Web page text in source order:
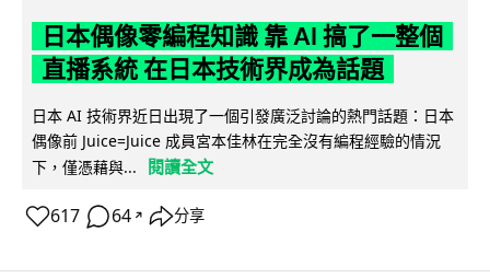
日本偶像零編程知識 靠 AI 搞了一整個
直播系統 在日本技術界成為話題
日本 AI 技術界近日出現了一個引發廣泛討論的熱門話題：日本
偶像前 Juice=Juice 成員宮本佳林在完全沒有編程經驗的情況
下，僅憑藉與...
閱讀全文
617 64 ↗ 分享